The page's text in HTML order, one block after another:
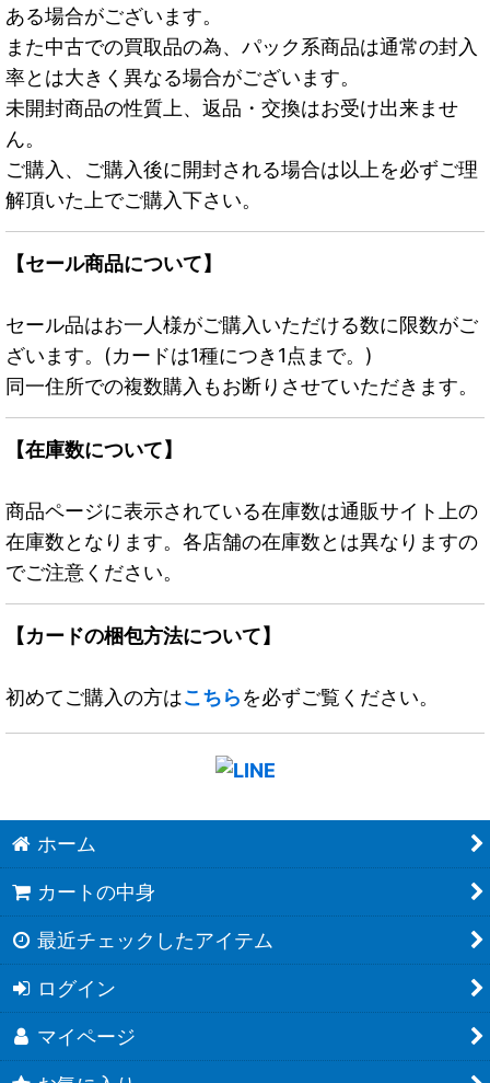
ある場合がございます。
また中古での買取品の為、パック系商品は通常の封入
率とは大きく異なる場合がございます。
未開封商品の性質上、返品・交換はお受け出来ませ
ん。
ご購入、ご購入後に開封される場合は以上を必ずご理
解頂いた上でご購入下さい。
【セール商品について】
セール品はお一人様がご購入いただける数に限数がご
ざいます。(カードは1種につき1点まで。)
同一住所での複数購入もお断りさせていただきます。
【在庫数について】
商品ページに表示されている在庫数は通販サイト上の
在庫数となります。各店舗の在庫数とは異なりますの
でご注意ください。
【カードの梱包方法について】
初めてご購入の方はこちらを必ずご覧ください。
ホーム
カートの中身
最近チェックしたアイテム
ログイン
マイページ